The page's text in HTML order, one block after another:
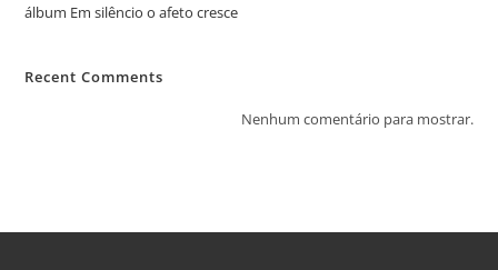
álbum Em silêncio o afeto cresce
Recent Comments
Nenhum comentário para mostrar.